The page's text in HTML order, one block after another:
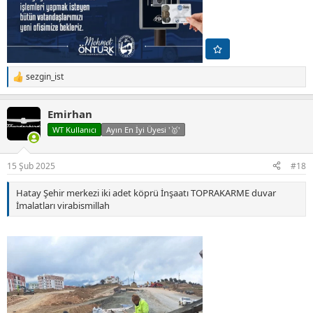
T
e
i
:
sezgin_ist
Emirhan
WT Kullanıcı Ayın En İyi Üyesi '🥇'
15 Şub 2025 #18
Hatay Şehir merkezi iki adet köprü İnşaatı TOPRAKARME duvar
İmalatları virabismillah